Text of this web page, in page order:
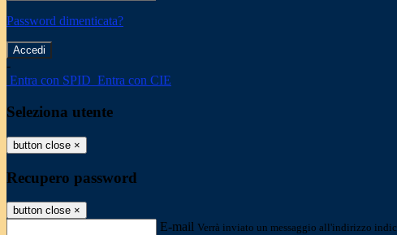
Password dimenticata?
-
Entra con SPID Entra con CIE
Seleziona utente
button close ×
Recupero password
button close ×
E-mail Verrà inviato un messaggio all'indirizzo